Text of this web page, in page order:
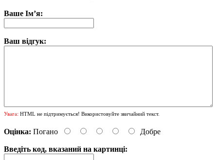
Ваше Ім’я:
Ваш відгук:
Увага: HTML не підтримується! Використовуйте звичайний текст.
Оцінка: Погано Добре
Введіть код, вказаний на картинці: